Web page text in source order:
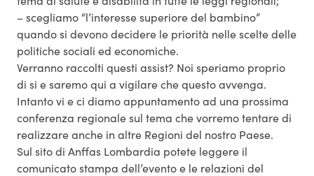
– scegliamo “l’interesse superiore del bambino”
quando si devono decidere le priorità nelle scelte delle
politiche sociali ed economiche.
Verranno raccolti questi assist? Noi speriamo proprio
di si e saremo qui a vigilare che questo avvenga.
Intanto vi e ci diamo appuntamento ad una prossima
conferenza regionale sul tema che vorremo tentare di
realizzare anche in altre Regioni del nostro Paese.
Sul sito di Anffas Lombardia potete leggere il
comunicato stampa dell’evento e le relazioni del